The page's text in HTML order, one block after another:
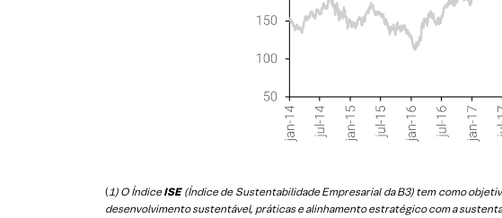
(1) O ÍndiceISE(Índice de Sustentabilidade Empresarial da B3) tem como
desenvolvimento sustentável, práticas e alinhamento estratégico com a